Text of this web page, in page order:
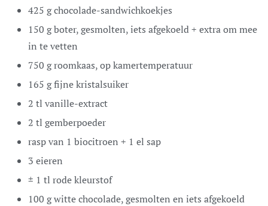
425 gchocolade-sandwichkoekjes
150 gboter,gesmolten, iets afgekoeld + extra om mee
in te vetten
750 groomkaas,op kamertemperatuur
165 gfijne kristalsuiker
2 tl vanille-extract
2 tl gemberpoeder
rasp van 1 biocitroen + 1 el sap
3 eieren
± 1 tl rode kleurstof
100 gwitte chocolade,gesmolten en iets afgekoeld